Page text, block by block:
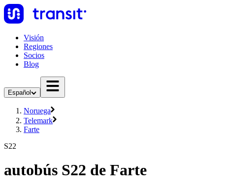
Visión
Regiones
Socios
Blog
Español
Noruega
Telemark
Farte
S22
autobús S22 de Farte